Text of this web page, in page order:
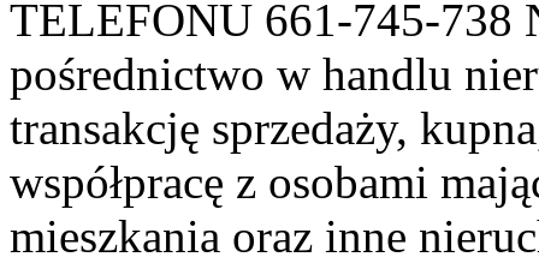
TELEFONU 661-745-738
pośrednictwo w handlu
transakcję sprzedaży,
współpracę z osobami
mieszkania oraz inne